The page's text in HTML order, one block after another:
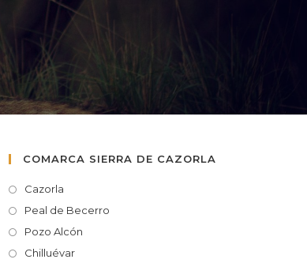
COMARCA SIERRA DE CAZORLA
Cazorla
Peal de Becerro
Pozo Alcón
Chilluévar